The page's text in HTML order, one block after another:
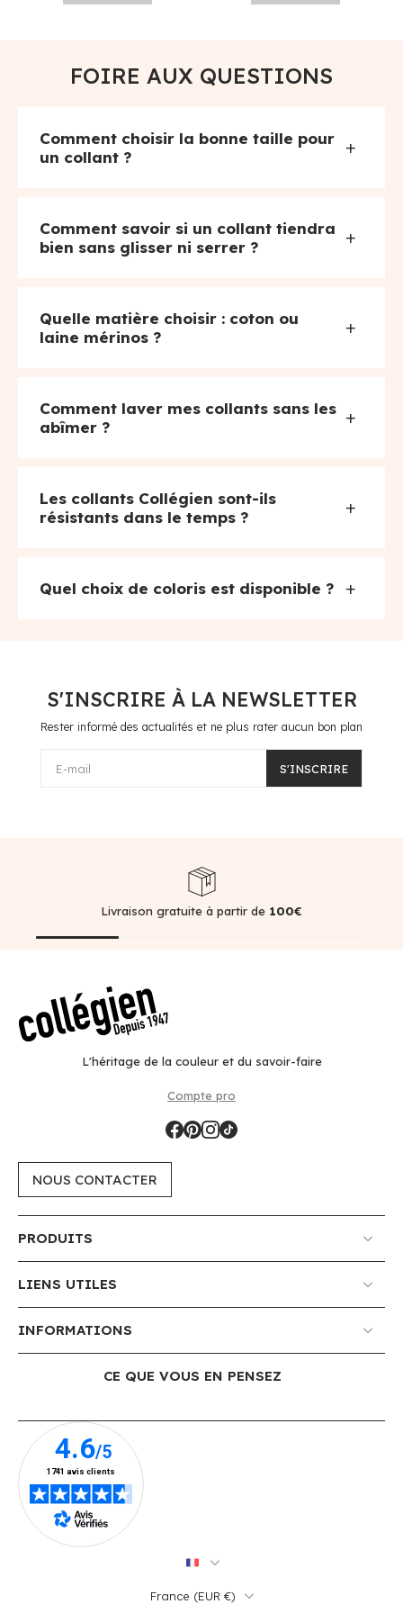
FOIRE AUX QUESTIONS
Comment choisir la bonne taille pour
un collant ?
+
Comment savoir si un collant tiendra
bien sans glisser ni serrer ?
+
Quelle matière choisir : coton ou
laine mérinos ?
+
Comment laver mes collants sans les
abîmer ?
+
Les collants Collégien sont-ils
résistants dans le temps ?
+
Quel choix de coloris est disponible ? +
S'INSCRIRE À LA NEWSLETTER
Rester informé des actualités et ne plus rater aucun bon plan
E-mail S'INSCRIRE
Livraison gratuite à partir de 100€
L'héritage de la couleur et du savoir-faire
Compte pro
NOUS CONTACTER
PRODUITS
LIENS UTILES
INFORMATIONS
CE QUE VOUS EN PENSEZ
France ‎(EUR €)‎